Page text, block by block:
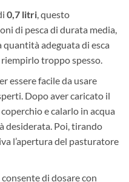
0,7 litri, questo
di pesca di durata media,
adeguata di esca
troppo spesso.
essere facile da usare
Dopo aver caricato il
e calarlo in acqua
desiderata. Poi, tirando
l’apertura del pasturatore
di dosare con